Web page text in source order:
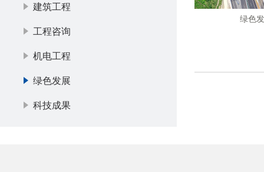
建筑工程
工程咨询
机电工程
绿色发展
科技成果
绿色